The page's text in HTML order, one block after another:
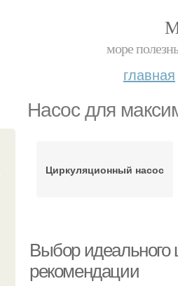
море
главная
Насос для
Циркуляционный насос
Выбор идеального
рекомендации